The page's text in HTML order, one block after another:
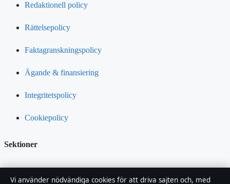
Redaktionell policy
Rättelsepolicy
Faktagranskningspolicy
Ägande & finansiering
Integritetspolicy
Cookiepolicy
Sektioner
Vi använder nödvändiga cookies för att driva sajten och, med